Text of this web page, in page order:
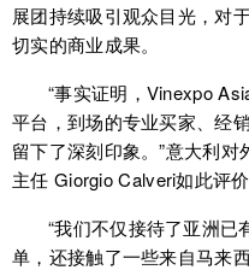
展团持续吸引观众目光，对
切实的商业成果。
“事实证明，Vinexpo
平台，到场的专业买家、经
留下了深刻印象。”意大利
主任 Giorgio Calveri如此评价
“我们不仅接待了亚洲
单，还接触了一些来自马来